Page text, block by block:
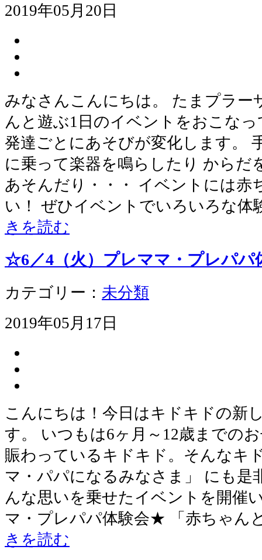
2019年05月20日
みなさんこんにちは。 たまプラー
んと遊ぶ1日のイベントをおこな
発達ごとにあそびが変化します。
に乗って楽器を鳴らしたり からだ
あそんだり・・・ イベントには赤
い！ ぜひイベントでいろいろな
きを読む
☆6／4（火）プレママ・プレパ
カテゴリー： 未分類
2019年05月17日
こんにちは！今日はキドキドの新
す。 いつもは6ヶ月～12歳までの
賑わっているキドキド。そんなキ
マ・パパになるみなさま」 にも是
んな思いを乗せたイベントを開催
マ・プレパパ体験会★ 「赤ちゃん
きを読む